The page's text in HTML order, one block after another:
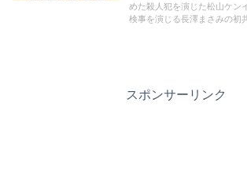
めた殺人犯を演じた松山ケン
検事を演じる長澤まさみの初
などが登壇し、介護の問題に
スポンサーリンク